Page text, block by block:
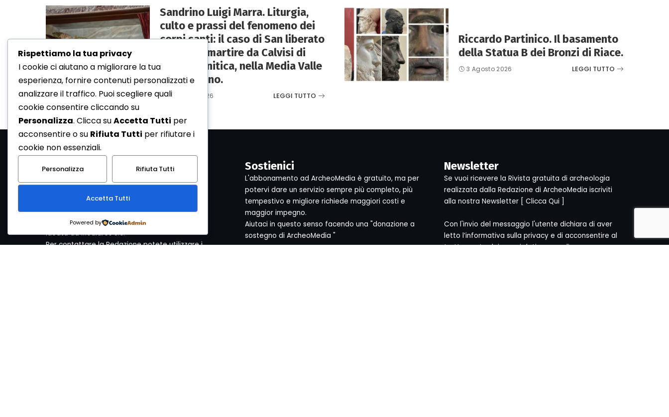
Sandrino Luigi Marra. Liturgia,
culto e prassi del fenomeno dei
corpi santi: il caso di San liberato
medico e martire da Calvisi di
Gioia Sannitica, nella Media Valle
del Volturno.
6 Agosto 2026 LEGGI TUTTO
Riccardo Partinico. Il basamento
della Statua B dei Bronzi di Riace.
3 Agosto 2026 LEGGI TUTTO
ArcheoMedia è una rivista di archeologia
ideata da Mediares S.c.
Per contattare la Redazione potete utilizzare i
Sostienici
L'abbonamento ad ArcheoMedia è gratuito, ma per
potervi dare un servizio sempre più completo, più
tempestivo e migliore richiede maggiori costi e
maggior impegno.
Aiutaci in questo senso facendo una "donazione a
sostegno di ArcheoMedia "
Newsletter
Se vuoi ricevere la Rivista gratuita di archeologia
realizzata dalla Redazione di ArcheoMedia iscriviti
alla nostra Newsletter [ Clicca Qui ]
Con l'invio del messaggio l'utente dichiara di aver
letto l’informativa sulla privacy e di acconsentire al
trattamento dei propri dati personali.
Rispettiamo la tua privacy
I cookie ci aiutano a migliorare la tua
esperienza, fornire contenuti personalizzati e
analizzare il traffico. Puoi scegliere quali
cookie consentire cliccando su
Personalizza. Clicca suAccetta Tutti per
acconsentire o su Rifiuta Tutti per rifiutare i
cookie non essenziali.
Personalizza Rifiuta Tutti
Accetta Tutti
Powered by